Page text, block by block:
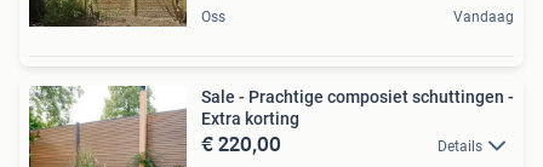
Oss Vandaag
Sale - Prachtige composiet schuttingen -
Extra korting
€ 220,00 Details